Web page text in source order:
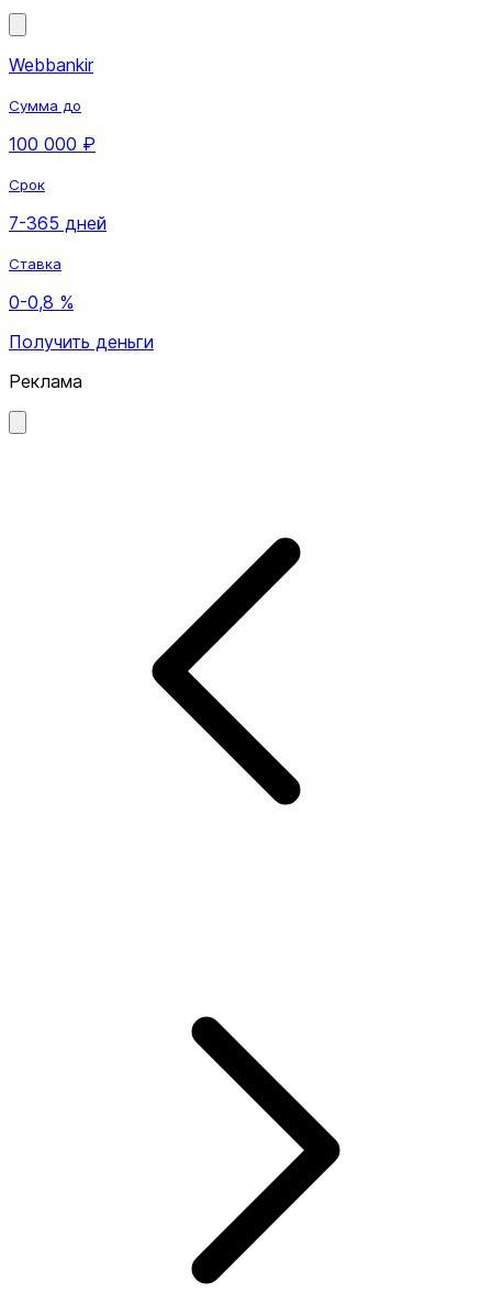
Webbankir
Сумма до
100 000 ₽
Срок
7-365 дней
Ставка
0-0,8 %
Получить деньги
Реклама